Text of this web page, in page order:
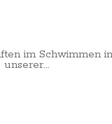
im Schwimmen